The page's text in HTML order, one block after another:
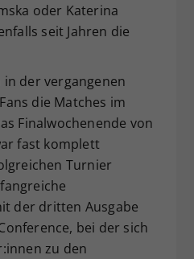
oder Katerina
seit Jahren die
der vergangenen
die Matches im
Finalwochenende von
fast komplett
Turnier
der dritten Ausgabe
bei der sich
zu den